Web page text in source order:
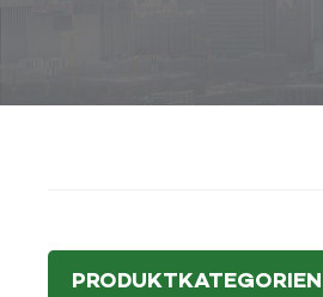
PRODUKTKATEGORIEN